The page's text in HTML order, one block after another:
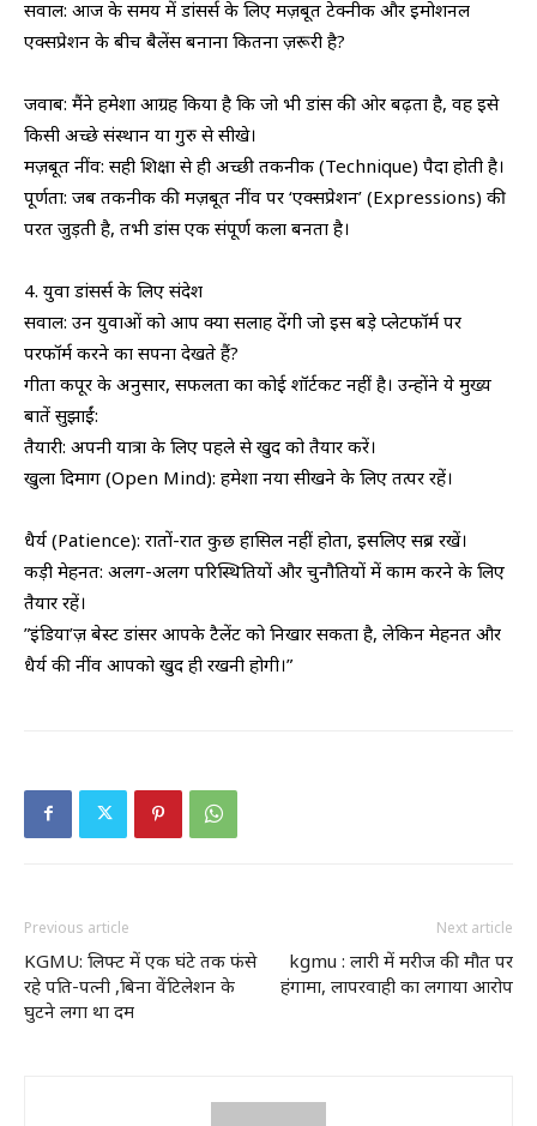
​सवाल: आज के समय में डांसर्स के लिए मज़बूत टेक्नीक और इमोशनल
एक्सप्रेशन के बीच बैलेंस बनाना कितना ज़रूरी है?
​जवाब: मैंने हमेशा आग्रह किया है कि जो भी डांस की ओर बढ़ता है, वह इसे
किसी अच्छे संस्थान या गुरु से सीखे।
​मज़बूत नींव: सही शिक्षा से ही अच्छी तकनीक (Technique) पैदा होती है।
​पूर्णता: जब तकनीक की मज़बूत नींव पर ‘एक्सप्रेशन’ (Expressions) की
परत जुड़ती है, तभी डांस एक संपूर्ण कला बनता है।
​4. युवा डांसर्स के लिए संदेश
​सवाल: उन युवाओं को आप क्या सलाह देंगी जो इस बड़े प्लेटफॉर्म पर
परफॉर्म करने का सपना देखते हैं?
​गीता कपूर के अनुसार, सफलता का कोई शॉर्टकट नहीं है। उन्होंने ये मुख्य
बातें सुझाईं:
​तैयारी: अपनी यात्रा के लिए पहले से खुद को तैयार करें।
​खुला दिमाग (Open Mind): हमेशा नया सीखने के लिए तत्पर रहें।
​धैर्य (Patience): रातों-रात कुछ हासिल नहीं होता, इसलिए सब्र रखें।
​कड़ी मेहनत: अलग-अलग परिस्थितियों और चुनौतियों में काम करने के लिए
तैयार रहें।
​”इंडिया’ज़ बेस्ट डांसर आपके टैलेंट को निखार सकता है, लेकिन मेहनत और
धैर्य की नींव आपको खुद ही रखनी होगी।”
Previous article
KGMU: लिफ्ट में एक घंटे तक फंसे
रहे पति-पत्नी ,बिना वेंटिलेशन के
घुटने लगा था दम
Next article
kgmu : लारी में मरीज की मौत पर
हंगामा, लापरवाही का लगाया आरोप